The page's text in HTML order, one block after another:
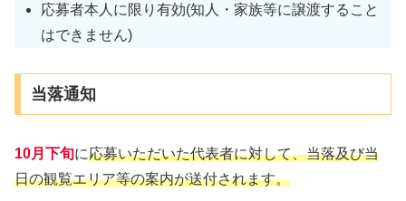
応募者本人に限り有効(知人・家族等に譲渡すること
はできません)
当落通知
10月下旬に応募いただいた代表者に対して、当落及び当
日の観覧エリア等の案内が送付されます。